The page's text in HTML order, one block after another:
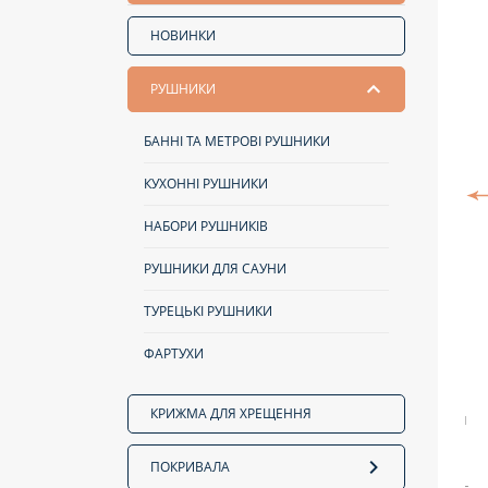
НОВИНКИ
РУШНИКИ
БАННІ ТА МЕТРОВІ РУШНИКИ
КУХОННІ РУШНИКИ
НАБОРИ РУШНИКІВ
РУШНИКИ ДЛЯ САУНИ
ТУРЕЦЬКІ РУШНИКИ
ФАРТУХИ
КРИЖМА ДЛЯ ХРЕЩЕННЯ
ПОКРИВАЛА